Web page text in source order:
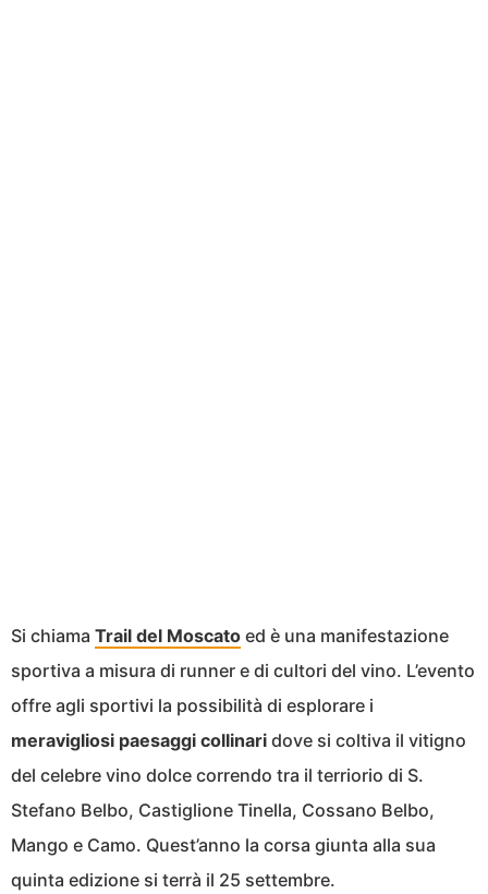
Si chiama Trail del Moscato ed è una manifestazione
sportiva a misura di runner e di cultori del vino. L’evento
offre agli sportivi la possibilità di esplorare i
meravigliosi paesaggi collinari dove si coltiva il vitigno
del celebre vino dolce correndo tra il terriorio di S.
Stefano Belbo, Castiglione Tinella, Cossano Belbo,
Mango e Camo. Quest’anno la corsa giunta alla sua
quinta edizione si terrà il 25 settembre.